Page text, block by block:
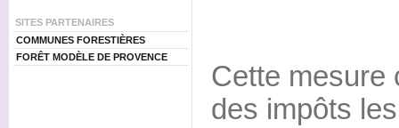
SITES PARTENAIRES
COMMUNES FORESTIÈRES
FORÊT MODÈLE DE PROVENCE
Cette mesure
des impôts